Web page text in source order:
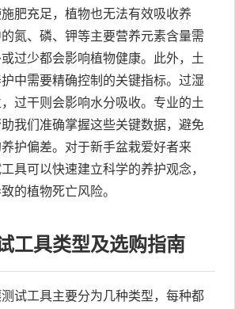
肥充足，植物也无法有效吸收养
氮、磷、钾等主要营养元素含量需
过少都会影响植物健康。此外，土
中需要精确控制的关键指标。过湿
过干则会影响水分吸收。专业的土
我们准确掌握这些关键数据，避免
护偏差。对于新手盆栽爱好者来
具可以快速建立科学的养护观念，
的植物死亡风险。
工具类型及选购指南
试工具主要分为几种类型，每种都